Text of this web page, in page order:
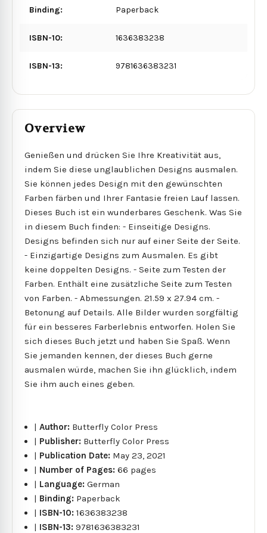
Binding: Paperback
ISBN-10: 1636383238
ISBN-13: 9781636383231
Overview
Genießen und drücken Sie Ihre Kreativität aus,
indem Sie diese unglaublichen Designs ausmalen.
Sie können jedes Design mit den gewünschten
Farben färben und Ihrer Fantasie freien Lauf lassen.
Dieses Buch ist ein wunderbares Geschenk. Was Sie
in diesem Buch finden: - Einseitige Designs.
Designs befinden sich nur auf einer Seite der Seite.
- Einzigartige Designs zum Ausmalen. Es gibt
keine doppelten Designs. - Seite zum Testen der
Farben. Enthält eine zusätzliche Seite zum Testen
von Farben. - Abmessungen. 21.59 x 27.94 cm. -
Betonung auf Details. Alle Bilder wurden sorgfältig
für ein besseres Farberlebnis entworfen. Holen Sie
sich dieses Buch jetzt und haben Sie Spaß. Wenn
Sie jemanden kennen, der dieses Buch gerne
ausmalen würde, machen Sie ihn glücklich, indem
Sie ihm auch eines geben.
|Author: Butterfly Color Press
| Publisher: Butterfly Color Press
| Publication Date: May 23, 2021
| Number of Pages:66 pages
| Language:German
| Binding: Paperback
| ISBN-10:1636383238
| ISBN-13:9781636383231